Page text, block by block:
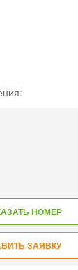
НОМЕР
ЗАЯВКУ